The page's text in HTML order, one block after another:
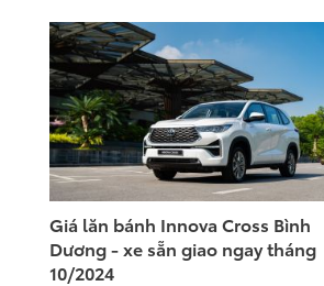
Giá lăn bánh Innova Cross Bình
Dương - xe sẵn giao ngay tháng
10/2024